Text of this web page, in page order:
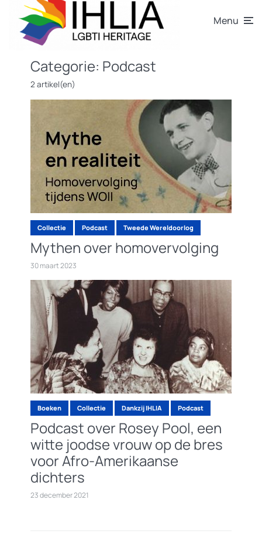
Menu
Categorie: Podcast
2 artikel(en)
Collectie Podcast Tweede Wereldoorlog
Mythen over homovervolging
30 maart 2023
Boeken Collectie Dankzij IHLIA Podcast
Podcast over Rosey Pool, een
witte joodse vrouw op de bres
voor Afro-Amerikaanse
dichters
23 december 2021